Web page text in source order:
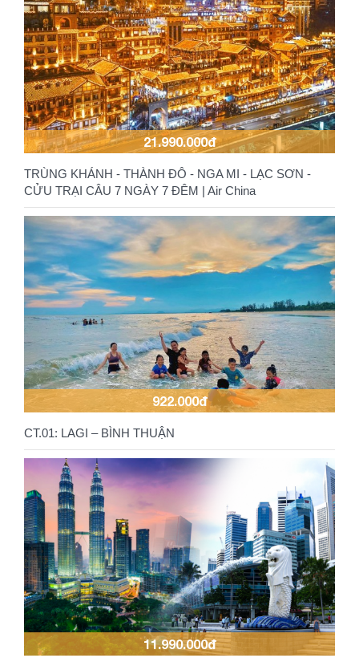
21.990.000đ
TRÙNG KHÁNH - THÀNH ĐÔ - NGA MI - LẠC SƠN -
CỬU TRẠI CÂU 7 NGÀY 7 ĐÊM | Air China
922.000đ
CT.01: LAGI – BÌNH THUẬN
11.990.000đ